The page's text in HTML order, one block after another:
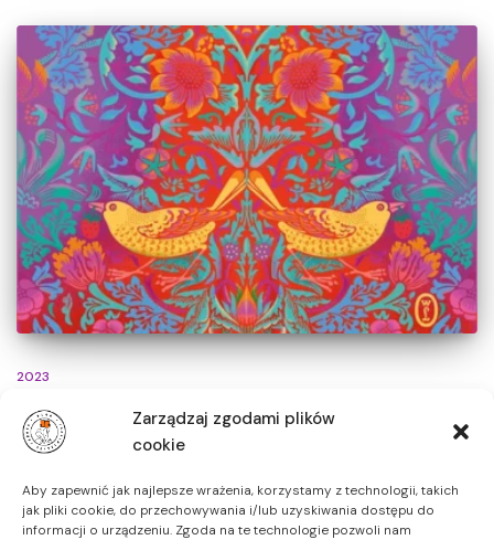
Zarządzaj zgodami plików
cookie
Aby zapewnić jak najlepsze wrażenia, korzystamy z technologii, takich
jak pliki cookie, do przechowywania i/lub uzyskiwania dostępu do
informacji o urządzeniu. Zgoda na te technologie pozwoli nam
2023
Podwilcze – Martyna Bunda
Naturalistyczna i przepełniona odniesieniami do sztuki
od niej starszą tajemniczą miłośniczką malarstwa i sznaucerów
olbrzymów.